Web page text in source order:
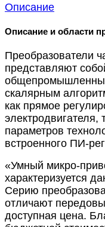
Описание
Описание и области
Преобразователи
представляют
скалярным
как прямое
электродвигателя,
параметров
встроенного ПИ-
«Умный микро-
характеризуется
Серию
отличают
доступная цена.